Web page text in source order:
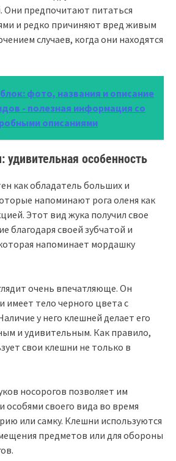
Они предпочитают питаться
и редко причиняют вред живым
случаев, когда они находятся
фото, названия и описание
- полезная информация со
описаниями
особенность
как обладатель больших и
напоминают рога оленя как
Этот вид жука получил свое
благодаря своей зубчатой и
напоминает мордашку
очень впечатляюще. Он
имеет тело черного цвета с
у него клешней делает его
и удивительным. Как правило,
свои клешни не только в
носорогов позволяет им
особями своего вида во время
или самку. Клешни используются
предметов или для обороны